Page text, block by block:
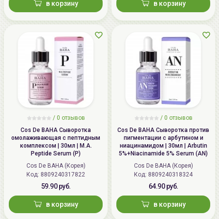
в корзину в корзину
/ 0 отзывов
Cos De BAHA Сыворотка
омолаживающая с пептидным
комплексом | 30мл | M.A.
Peptide Serum (P)
Cos De BAHA (Корея)
Код: 8809240317822
59.90 руб.
в корзину
/ 0 отзывов
Cos De BAHA Сыворотка против
пигментации с арбутином и
ниацинамидом | 30мл | Arbutin
5%+Niacinamide 5% Serum (AN)
Cos De BAHA (Корея)
Код: 8809240318324
64.90 руб.
в корзину